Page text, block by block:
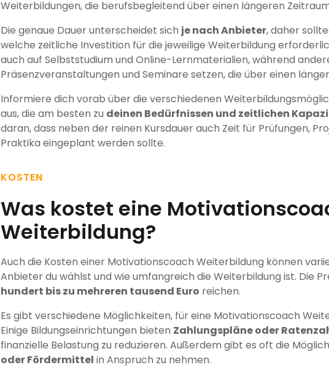
Weiterbildungen, die berufsbegleitend über einen längeren
Die genaue Dauer unterscheidet sich je nach Anbieter, daher
welche zeitliche Investition für die jeweilige Weiterbildung
auch auf Selbststudium und Online-Lernmaterialien, während
Präsenzveranstaltungen und Seminare setzen, die über einen
Informiere dich vorab über die verschiedenen
aus, die am besten zu deinen Bedürfnissen und zeitlichen
daran, dass neben der reinen Kursdauer auch Zeit für Prüfungen,
Praktika eingeplant werden sollte.
KOSTEN
Was kostet eine
Weiterbildung?
Auch die Kosten einer Motivationscoach Weiterbildung können
Anbieter du wählst und wie umfangreich die Weiterbildung ist. Die
hundert bis zu mehreren tausend Euro reichen.
Es gibt verschiedene Möglichkeiten, für eine Motivationscoach
Einige Bildungseinrichtungen bieten Zahlungspläne oder
finanzielle Belastung zu reduzieren. Außerdem gibt es oft die
oder Fördermittel in Anspruch zu nehmen.